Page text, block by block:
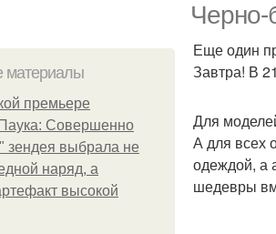
Черно-
материалы
премьере
Совершенно
зендея выбрала не
наряд, а
высокой
Еще один
Завтра! В
Для
А для всех
одеждой, а
шедевры